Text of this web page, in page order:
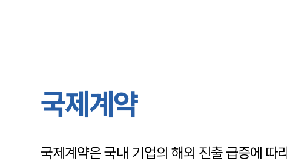
국제계약
국제계약은 국내 기업의 해외 진출 급증에 따